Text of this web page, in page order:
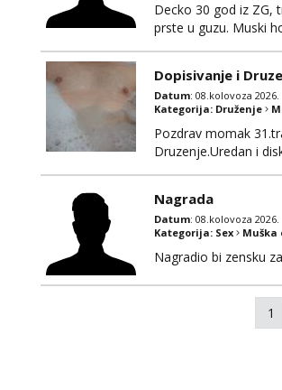
Decko 30 god iz ZG,
prste u guzu. Muski
Dopisivanje i
Datum: 08.kolovoza 2026.
Kategorija: Druženje
Pozdrav momak
Druzenje.Uredan i
Nagrada
Datum: 08.kolovoza 2026.
Kategorija: Sex Muška
Nagradio bi zensku
1